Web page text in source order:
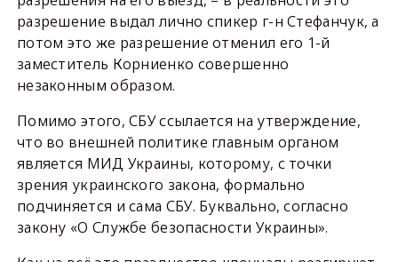
разрешение выдал лично спикер г-н Стефанчук, а
потом это же разрешение отменил его 1-й
заместитель Корниенко совершенно
незаконным образом.
Помимо этого, СБУ ссылается на утверждение,
что во внешней политике главным органом
является МИД Украины, которому, с точки
зрения украинского закона, формально
подчиняется и сама СБУ. Буквально, согласно
закону «О Службе безопасности Украины».